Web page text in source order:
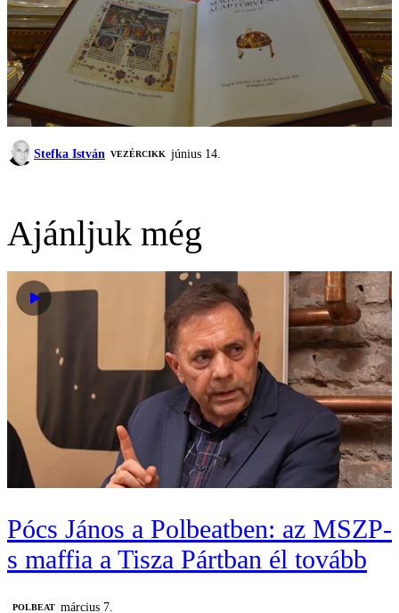
Stefka István VEZÉRCIKK június 14.
Ajánljuk még
Pócs János a Polbeatben: az MSZP-
s maffia a Tisza Pártban él tovább
‎POLBEAT március 7.